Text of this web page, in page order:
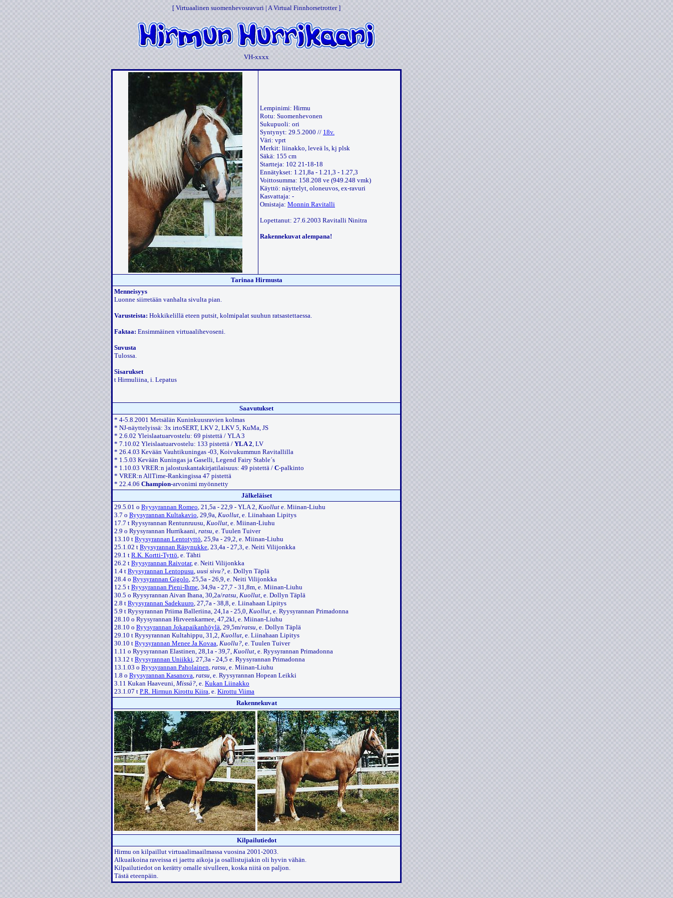
[ Virtuaalinen suomenhevosravuri | A Virtual Finnhorsetrotter ]
VH-xxxx
Lempinimi: Hirmu
Rotu: Suomenhevonen
Sukupuoli: ori
Syntynyt: 29.5.2000 // 18v.
Väri: vprt
Merkit: liinakko, leveä ls, kj plsk
Säkä: 155 cm
Startteja: 102 21-18-18
Ennätykset: 1.21,8a - 1.21,3 - 1.27,3
Voittosumma: 158.208 ve (949.248 vmk)
Käyttö: näyttelyt, oloneuvos, ex-ravuri
Kasvattaja: -
Omistaja: Monnin Ravitalli
Lopettanut: 27.6.2003 Ravitalli Ninitra
Rakennekuvat alempana!
Tarinaa Hirmusta
Menneisyys
Luonne siirretään vanhalta sivulta pian.
Varusteista: Hokkikelillä eteen putsit, kolmipalat suuhun ratsastettaessa.
Faktaa: Ensimmäinen virtuaalihevoseni.
Suvusta
Tulossa.
Sisarukset
t Hirmuliina, i. Lepatus
Saavutukset
* 4-5.8.2001 Metsälän Kuninkuusravien kolmas
* NJ-näyttelyissä: 3x irtoSERT, LKV 2, LKV 5, KuMa, JS
* 2.6.02 Yleislaatuarvostelu: 69 pistettä / YLA 3
* 7.10.02 Yleislaatuarvostelu: 133 pistettä / YLA 2, LV
* 26.4.03 Kevään Vauhtikuningas -03, Koivukummun Ravitallilla
* 1.5.03 Kevään Kuningas ja Gaselli, Legend Fairy Stable´s
* 1.10.03 VRER:n jalostuskantakirjatilaisuus: 49 pistettä / C-palkinto
* VRER:n AllTime-Rankingissa 47 pistettä
* 22.4.06 Champion-arvonimi myönnetty
Jälkeläiset
29.5.01 o Ryysyrannan Romeo, 21,5a - 22,9 - YLA 2, Kuollut e. Miinan-Liuhu
3.7 o Ryysyrannan Kultakavio, 29,9a, Kuollut, e. Liinahaan Lipitys
17.7 t Ryysyrannan Rentunruusu, Kuollut, e. Miinan-Liuhu
2.9 o Ryysyrannan Hurrikaani, ratsu, e. Tuulen Tuiver
13.10 t Ryysyrannan Lentotyttö, 25,9a - 29,2, e. Miinan-Liuhu
25.1.02 t Ryysyrannan Räsynukke, 23,4a - 27,3, e. Neiti Vilijonkka
29.1 t R.K. Kortti-Tyttö, e. Tähti
26.2 t Ryysyrannan Raivotar, e. Neiti Vilijonkka
1.4 t Ryysyrannan Lentopusu, uusi sivu?, e. Dollyn Täplä
28.4 o Ryysyrannan Gigolo, 25,5a - 26,9, e. Neiti Vilijonkka
12.5 t Ryysyrannan Pieni-Ihme, 34,9a - 27,7 - 31,8m, e. Miinan-Liuhu
30.5 o Ryysyrannan Aivan Ihana, 30,2a/ratsu, Kuollut, e. Dollyn Täplä
2.8 t Ryysyrannan Sadekuuro, 27,7a - 38,8, e. Liinahaan Lipitys
5.9 t Ryysyrannan Priima Balleriina, 24,1a - 25,0, Kuollut, e. Ryysyrannan Primadonna
28.10 o Ryysyrannan Hirveenkarmee, 47,2kl, e. Miinan-Liuhu
28.10 o Ryysyrannan Jokapaikanhöylä, 29,5m/ratsu, e. Dollyn Täplä
29.10 t Ryysyrannan Kultahippu, 31,2, Kuollut, e. Liinahaan Lipitys
30.10 t Ryysyrannan Menee Ja Kovaa, Kuollu?, e. Tuulen Tuiver
1.11 o Ryysyrannan Elastinen, 28,1a - 39,7, Kuollut, e. Ryysyrannan Primadonna
13.12 t Ryysyrannan Uniikki, 27,3a - 24,5 e. Ryysyrannan Primadonna
13.1.03 o Ryysyrannan Paholainen, ratsu, e. Miinan-Liuhu
1.8 o Ryysyrannan Kasanova, ratsu, e. Ryysyrannan Hopean Leikki
3.11 Kukan Haaveuni, Missä?, e. Kukan Liinakko
23.1.07 t P.R. Hirmun Kirottu Kiira, e. Kirottu Viima
Rakennekuvat
Kilpailutiedot
Hirmu on kilpaillut virtuaalimaailmassa vuosina 2001-2003.
Alkuaikoina raveissa ei jaettu aikoja ja osallistujiakin oli hyvin vähän.
Kilpailutiedot on kerätty omalle sivulleen, koska niitä on paljon.
Tästä eteenpäin.